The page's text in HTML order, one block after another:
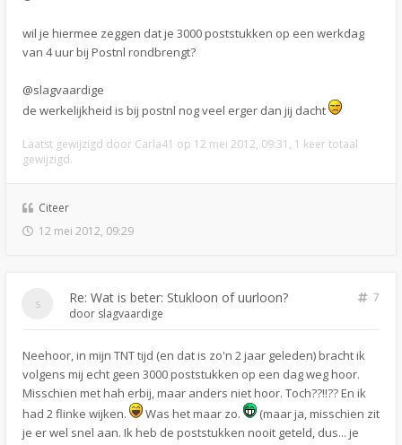
wil je hiermee zeggen dat je 3000 poststukken op een werkdag
van 4 uur bij Postnl rondbrengt?
@slagvaardige
de werkelijkheid is bij postnl nog veel erger dan jij dacht
Laatst gewijzigd door Carla41 op 12 mei 2012, 09:31, 1 keer totaal
gewijzigd.
Citeer
12 mei 2012, 09:29
Re: Wat is beter: Stukloon of uurloon?
7
door slagvaardige
Neehoor, in mijn TNT tijd (en dat is zo'n 2 jaar geleden) bracht ik
volgens mij echt geen 3000 poststukken op een dag weg hoor.
Misschien met hah erbij, maar anders niet hoor. Toch??!!?? En ik
had 2 flinke wijken.
Was het maar zo.
(maar ja, misschien zit
je er wel snel aan. Ik heb de poststukken nooit geteld, dus... je